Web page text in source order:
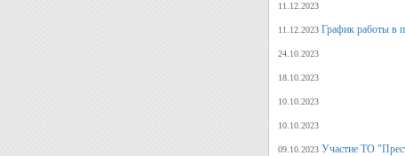
11.12.2023
11.12.2023 График работы в
24.10.2023
18.10.2023
10.10.2023
10.10.2023
09.10.2023 Участие ТО